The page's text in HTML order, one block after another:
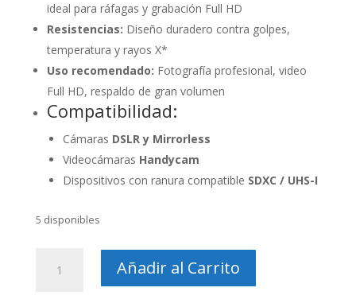
ideal para ráfagas y grabación Full HD
Resistencias: Diseño duradero contra golpes,
temperatura y rayos X*
Uso recomendado: Fotografía profesional, video
Full HD, respaldo de gran volumen
Compatibilidad:
Cámaras DSLR y Mirrorless
Videocámaras Handycam
Dispositivos con ranura compatible SDXC / UHS-I
5 disponibles
Añadir al Carrito